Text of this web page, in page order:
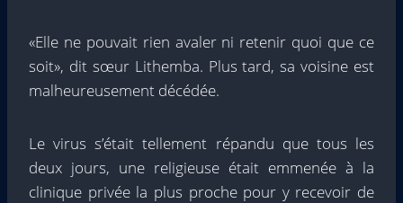
«Elle ne pouvait rien avaler ni retenir quoi que ce
soit», dit sœur Lithemba. Plus tard, sa voisine est
malheureusement décédée.
Le virus s’était tellement répandu que tous les
deux jours, une religieuse était emmenée à la
clinique privée la plus proche pour y recevoir de